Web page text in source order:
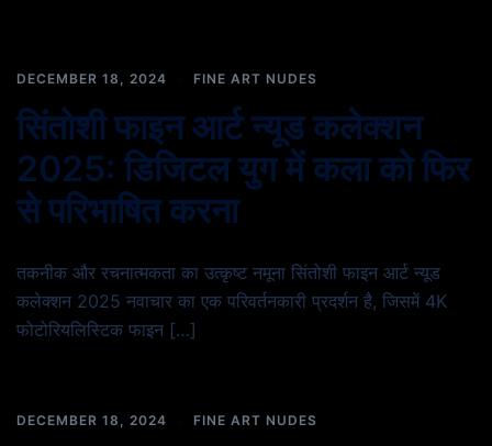
DECEMBER 18, 2024 FINE ART NUDES
सिंतोशी फाइन आर्ट न्यूड कलेक्शन
2025: डिजिटल युग में कला को फिर
से परिभाषित करना
तकनीक और रचनात्मकता का उत्कृष्ट नमूना सिंतोशी फाइन आर्ट न्यूड
कलेक्शन 2025 नवाचार का एक परिवर्तनकारी प्रदर्शन है, जिसमें 4K
फोटोरियलिस्टिक फाइन […]
DECEMBER 18, 2024 FINE ART NUDES